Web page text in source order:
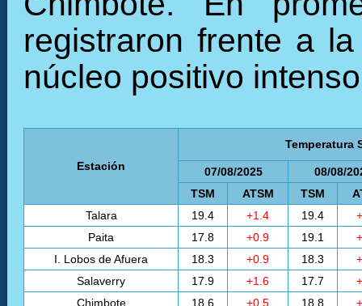
registraron frente a
núcleo positivo
Estación
Temperatura
07/08/2025
08/08/
TSM
ATSM TSM
Talara
19.4 +1.4 19.4
Paita
17.8 +0.9 19.1
I. Lobos de Afuera
18.3 +0.9 18.3
Salaverry
17.9 +1.6 17.7
Chimbote
18.6 +0.5 18.8